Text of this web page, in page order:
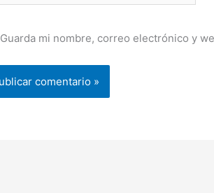
Guarda mi nombre, correo electrónico y